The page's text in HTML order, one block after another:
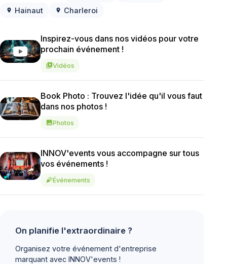
location_on Hainaut location_on Charleroi
Inspirez-vous dans nos vidéos pour votre
prochain événement !
video_libraryVidéos
Book Photo : Trouvez l'idée qu'il vous faut
dans nos photos !
image Photos
INNOV'events vous accompagne sur tous
vos événements !
celebrationÉvénements
On planifie l'extraordinaire ?
Organisez votre événement d'entreprise
marquant avec INNOV'events !